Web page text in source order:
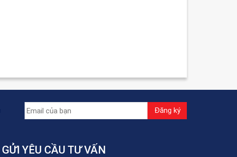
GỬI YÊU CẦU TƯ VẤN